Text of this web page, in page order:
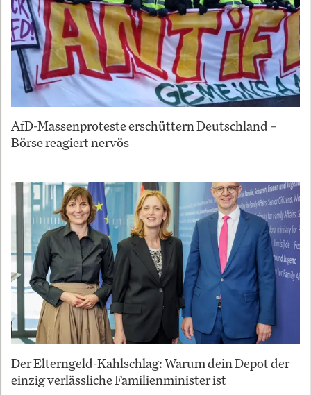
AfD-Massenproteste erschüttern Deutschland –
Börse reagiert nervös
Der Elterngeld-Kahlschlag: Warum dein Depot der
einzig verlässliche Familienminister ist